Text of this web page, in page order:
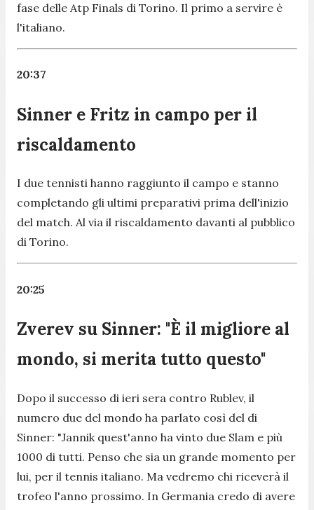
fase delle Atp Finals di Torino. Il primo a servire è
l'italiano.
20:37
Sinner e Fritz in campo per il
riscaldamento
I due tennisti hanno raggiunto il campo e stanno
completando gli ultimi preparativi prima dell'inizio
del match. Al via il riscaldamento davanti al pubblico
di Torino.
20:25
Zverev su Sinner: "È il migliore al
mondo, si merita tutto questo"
Dopo il successo di ieri sera contro Rublev, il
numero due del mondo ha parlato così del di
Sinner: "Jannik quest'anno ha vinto due Slam e più
1000 di tutti. Penso che sia un grande momento per
lui, per il tennis italiano. Ma vedremo chi riceverà il
trofeo l'anno prossimo. In Germania credo di avere